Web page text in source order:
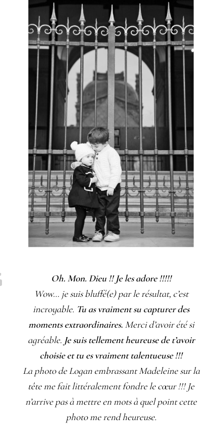
Oh. Mon. Dieu !! Je les adore !!!!!
Wow… je suis bluffé(e) par le résultat, c’est
incroyable. Tu as vraiment su capturer des
moments extraordinaires.Merci d’avoir été si
agréable. Je suis tellement heureuse de t’avoir
choisie et tu es vraiment talentueuse !!!
La photo de Logan embrassant Madeleine sur la
tête me fait littéralement fondre le cœur !!! Je
n’arrive pas à mettre en mots à quel point cette
photo me rend heureuse.